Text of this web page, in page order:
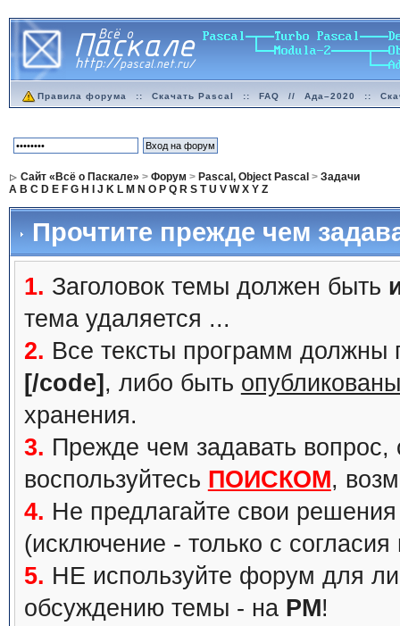
Правила форума :: Скачать Pascal :: FAQ // Ада–2020 ::
Сайт «Всё о Паскале» > Форум > Pascal, Object Pascal > Задачи
A B C D E F G H J K L M N O P Q R S T U V W X Y Z
Прочтите прежде чем
1. Заголовок темы должен быть
тема удаляется ...
2. Все тексты программ должны
[/code] , либо быть
хранения.
3. Прежде чем задавать вопрос,
воспользуйтесь ПОИСКОМ,
4. Не предлагайте свои
(исключение - только с
5. НЕ используйте форум для
обсуждению темы - на PM!